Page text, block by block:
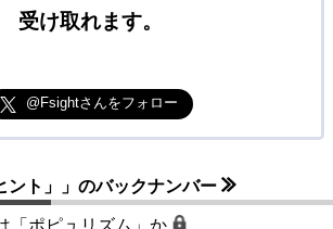
受け取れます。
@Fsightさんをフォロー
ント」」のバックナンバー
「ポピュリズム」か